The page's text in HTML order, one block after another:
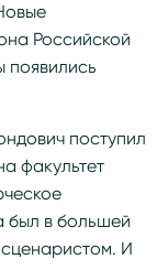
Российской
появились
поступил
факультет
был в большей
И